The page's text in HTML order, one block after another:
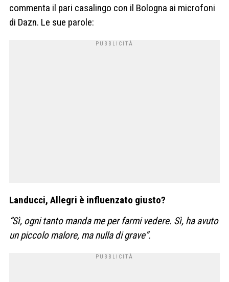
commenta il pari casalingo con il Bologna ai microfoni
di Dazn. Le sue parole:
Landucci, Allegri è influenzato giusto?
“Sì, ogni tanto manda me per farmi vedere. Sì, ha avuto
un piccolo malore, ma nulla di grave”.